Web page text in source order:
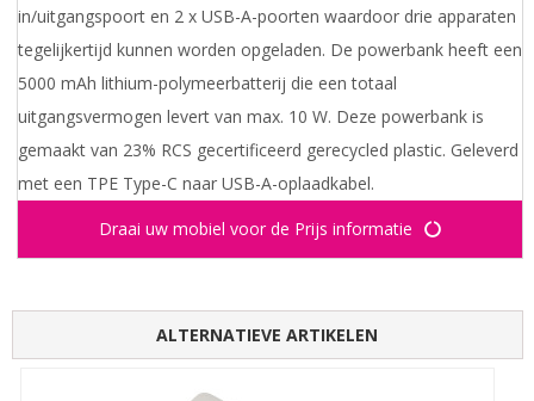
in/uitgangspoort en 2 x USB-A-poorten waardoor drie apparaten
tegelijkertijd kunnen worden opgeladen. De powerbank heeft een
5000 mAh lithium-polymeerbatterij die een totaal
uitgangsvermogen levert van max. 10 W. Deze powerbank is
gemaakt van 23% RCS gecertificeerd gerecycled plastic. Geleverd
met een TPE Type-C naar USB-A-oplaadkabel.
Draai uw mobiel voor de Prijs informatie
ALTERNATIEVE ARTIKELEN